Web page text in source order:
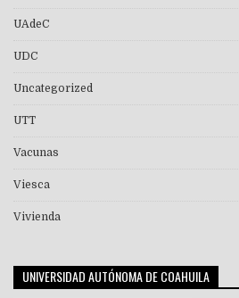
UAdeC
UDC
Uncategorized
UTT
Vacunas
Viesca
Vivienda
UNIVERSIDAD AUTÓNOMA DE COAHUILA